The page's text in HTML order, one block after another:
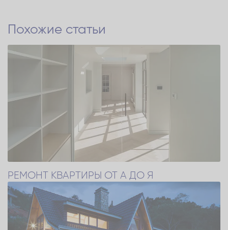
Похожие статьи
РЕМОНТ КВАРТИРЫ ОТ A ДО Я